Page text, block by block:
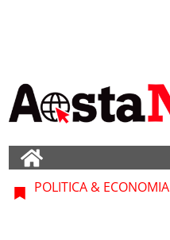
POLITICA & ECONOMIA